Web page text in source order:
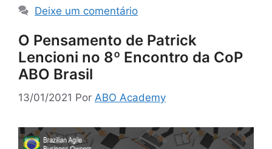
Deixe um comentário
O Pensamento de Patrick
Lencioni no 8º Encontro da CoP
ABO Brasil
13/01/2021 Por ABO Academy